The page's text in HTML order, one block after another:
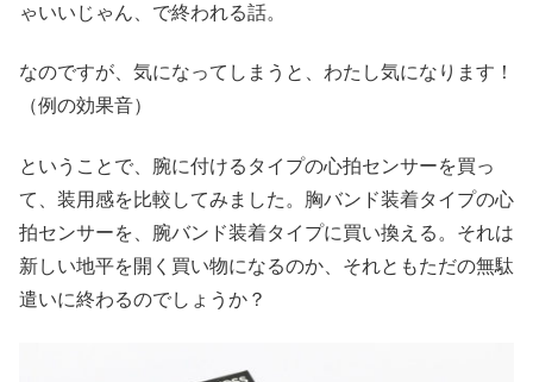
ゃいいじゃん、で終われる話。
なのですが、気になってしまうと、わたし気になります！
（例の効果音）
ということで、腕に付けるタイプの心拍センサーを買っ
て、装用感を比較してみました。胸バンド装着タイプの心
拍センサーを、腕バンド装着タイプに買い換える。それは
新しい地平を開く買い物になるのか、それともただの無駄
遣いに終わるのでしょうか？